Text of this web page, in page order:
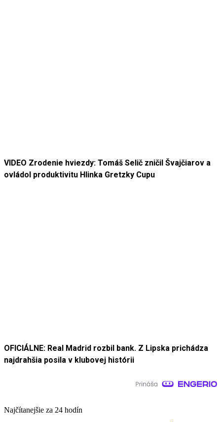
VIDEO Zrodenie hviezdy: Tomáš Selič zničil Švajčiarov a
ovládol produktivitu Hlinka Gretzky Cupu
OFICIÁLNE: Real Madrid rozbil bank. Z Lipska prichádza
najdrahšia posila v klubovej histórii
Najčítanejšie za 24 hodín